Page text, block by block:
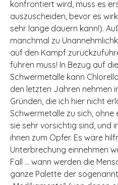
konfrontiert wird, muss es
auszuscheiden, bevor es
sehr lange dauern kann!).
manchmal zu
auf den Kampf
führen muss! In Bezug auf
Schwermetalle kann
den letzten Jahren nehmen
Gründen, die ich hier nicht
Schwermetalle zu sich, ohne
sie sehr vorsichtig sind, und
ihnen zum Opfer. Es wäre
Unterbrechung einnehmen
Fall … wann werden die
ganze Palette der